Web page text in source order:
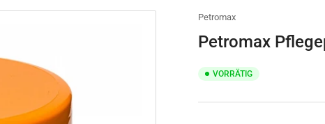
Petromax
Petromax
VORRÄTIG